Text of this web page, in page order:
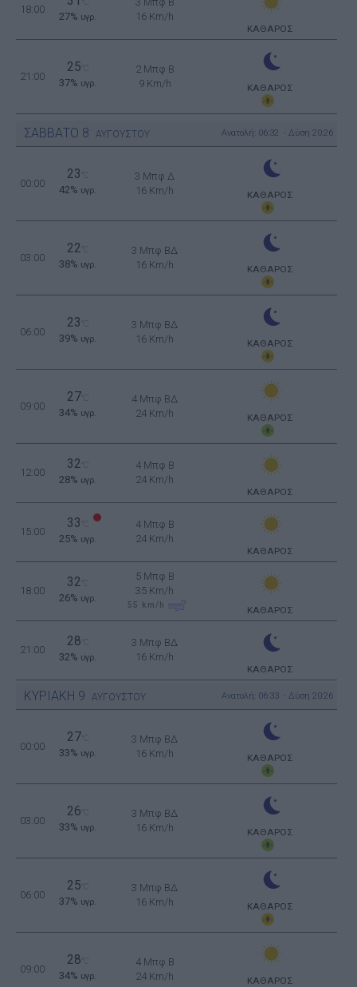
18:00
27% υγρ.
16 Km/h
ΚΑΘΑΡΟΣ
21:00
25
37% υγρ.
2 Μπφ B
9 Km/h
ΚΑΘΑΡΟΣ
ΣΑΒΒΑΤΟ 8 ΑΥΓΟΥΣΤΟΥ Ανατολή: 06:32 - Δύση 20:26
00:00
23
42% υγρ.
3 Μπφ Δ
16 Km/h
ΚΑΘΑΡΟΣ
03:00
22
38% υγρ.
3 Μπφ ΒΔ
16 Km/h
ΚΑΘΑΡΟΣ
06:00
23
39% υγρ.
3 Μπφ ΒΔ
16 Km/h
ΚΑΘΑΡΟΣ
09:00
27
34% υγρ.
4 Μπφ ΒΔ
24 Km/h
ΚΑΘΑΡΟΣ
12:00
32
28% υγρ.
4 Μπφ B
24 Km/h
ΚΑΘΑΡΟΣ
15:00
33
25% υγρ.
4 Μπφ B
24 Km/h
ΚΑΘΑΡΟΣ
18:00
32
26% υγρ.
5 Μπφ B
35 Km/h
55 km/h ΚΑΘΑΡΟΣ
21:00
28
32% υγρ.
3 Μπφ ΒΔ
16 Km/h
ΚΑΘΑΡΟΣ
ΚΥΡΙΑΚΗ 9 ΑΥΓΟΥΣΤΟΥ Ανατολή: 06:33 - Δύση 20:26
00:00
27
33% υγρ.
3 Μπφ ΒΔ
16 Km/h
ΚΑΘΑΡΟΣ
03:00
26
33% υγρ.
3 Μπφ ΒΔ
16 Km/h
ΚΑΘΑΡΟΣ
06:00
25
37% υγρ.
3 Μπφ ΒΔ
16 Km/h
ΚΑΘΑΡΟΣ
09:00
28
34% υγρ.
4 Μπφ B
24 Km/h
ΚΑΘΑΡΟΣ